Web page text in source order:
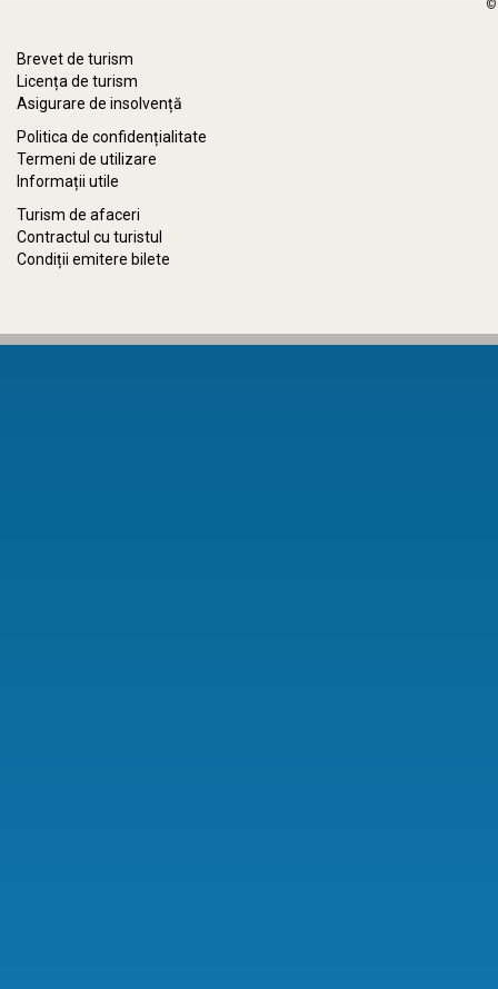
©
Brevet de turism
Licența de turism
Asigurare de insolvență
Politica de confidențialitate
Termeni de utilizare
Informații utile
Turism de afaceri
Contractul cu turistul
Condiții emitere bilete